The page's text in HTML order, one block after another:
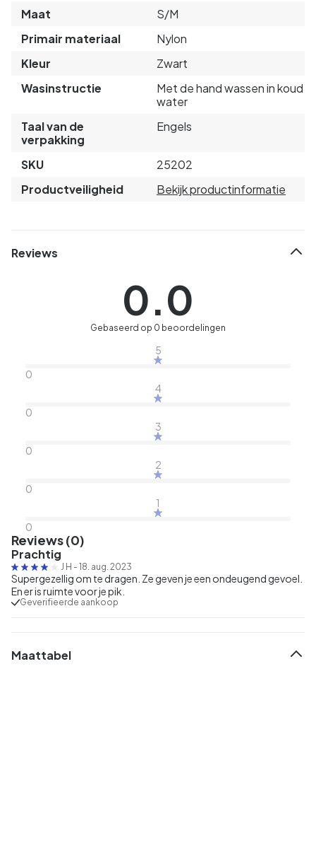
Maat
S/M
Primair materiaal
Nylon
Kleur
Zwart
Wasinstructie
Met de hand wassen in koud
water
Taal van de
verpakking
Engels
SKU
25202
Productveiligheid
Bekijk productinformatie
Reviews
0.0
Gebaseerd op 0 beoordelingen
5
0
4
0
3
0
2
0
1
0
Reviews (0)
Prachtig
J H - 18. aug. 2023
Supergezellig om te dragen. Ze geven je een ondeugend gevoel.
En er is ruimte voor je pik.
Geverifieerde aankoop
Maattabel